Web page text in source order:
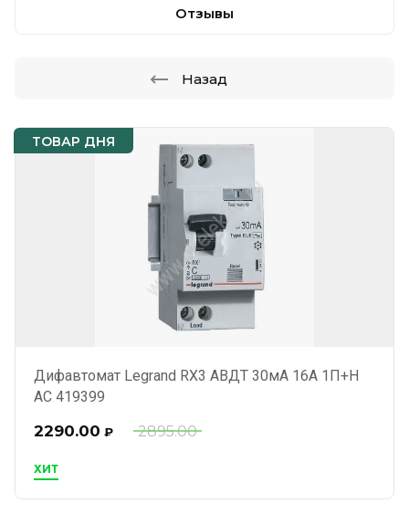
ТОВАР ДНЯ
Дифавтомат Legrand RX3 АВДТ 30мА 16А 1П+Н
AC 419399
ХИТ
2895.00
2290.00 ₽
Отзывы
Назад